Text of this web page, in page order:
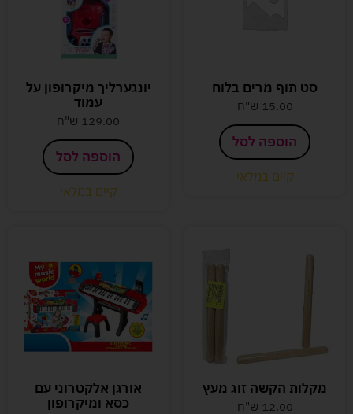
סט תוף מרים בלוח
15.00 ש"ח
הוספה לסל
קיים במלאי
יונגערליך מיקרופון על
עמוד
129.00 ש"ח
הוספה לסל
קיים במלאי
מקלות הקשה זוג מעץ
12.00 ש"ח
אורגן אלקטרוני עם
כסא ומיקרופון